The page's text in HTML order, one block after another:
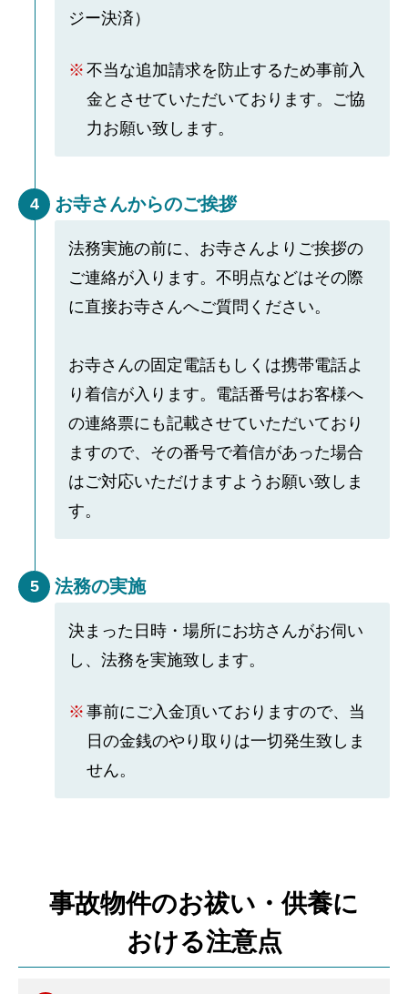
ジー決済）
不当な追加請求を防止するため事前入
金とさせていただいております。ご協
力お願い致します。
4 お寺さんからのご挨拶
法務実施の前に、お寺さんよりご挨拶の
ご連絡が入ります。不明点などはその際
に直接お寺さんへご質問ください。
お寺さんの固定電話もしくは携帯電話よ
り着信が入ります。電話番号はお客様へ
の連絡票にも記載させていただいており
ますので、その番号で着信があった場合
はご対応いただけますようお願い致しま
す。
5 法務の実施
決まった日時・場所にお坊さんがお伺い
し、法務を実施致します。
事前にご入金頂いておりますので、当
日の金銭のやり取りは一切発生致しま
せん。
事故物件のお祓い・供養に
おける注意点